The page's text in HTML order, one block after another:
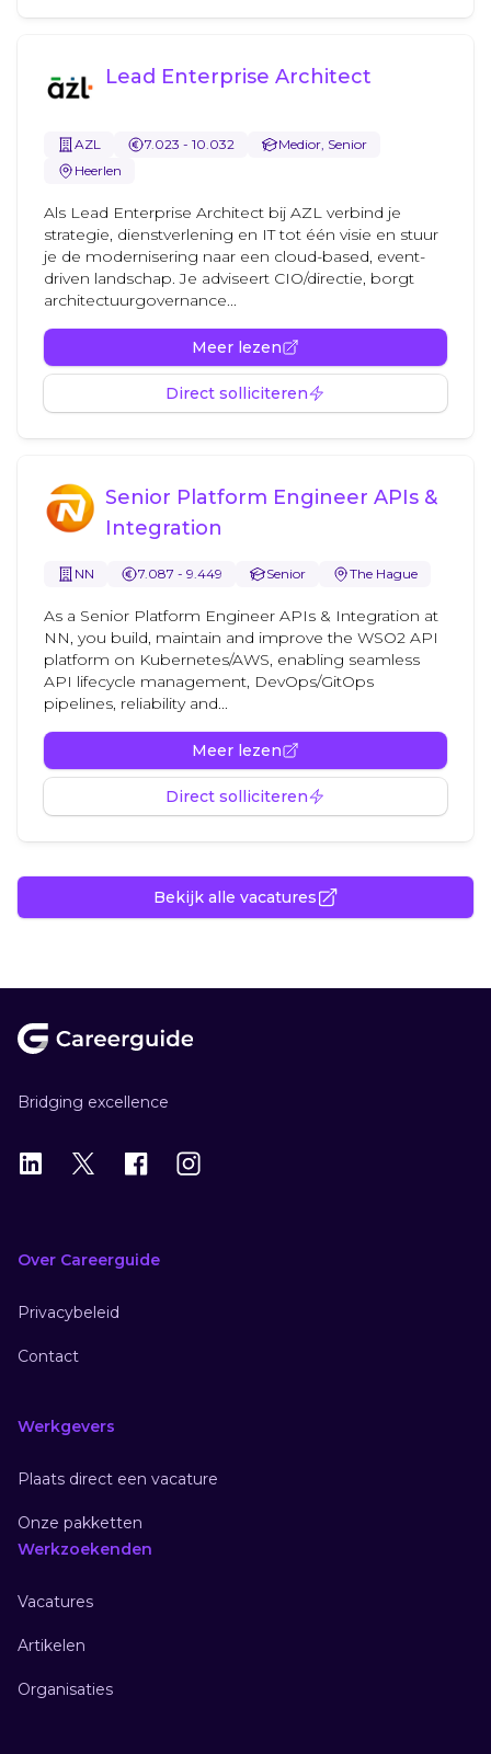
Lead Enterprise Architect
AZL 7.023 - 10.032
Medior, Senior
Heerlen
Als Lead Enterprise Architect bij AZL verbind je
strategie, dienstverlening en IT tot één visie en stuur
je de modernisering naar een cloud-based, event-
driven landschap. Je adviseert CIO/directie, borgt
architectuurgovernance...
Meer lezen
Direct solliciteren
Senior Platform Engineer APIs &
Integration
NN 7.087 - 9.449 Senior The Hague
As a Senior Platform Engineer APIs & Integration at
NN, you build, maintain and improve the WSO2 API
platform on Kubernetes/AWS, enabling seamless
API lifecycle management, DevOps/GitOps
pipelines, reliability and...
Meer lezen
Direct solliciteren
Bekijk alle vacatures
Bridging excellence
LinkedIn
X Instagram
Over Careerguide
Privacybeleid
Contact
Werkgevers
Plaats direct een vacature
Onze pakketten
Werkzoekenden
Vacatures
Artikelen
Organisaties